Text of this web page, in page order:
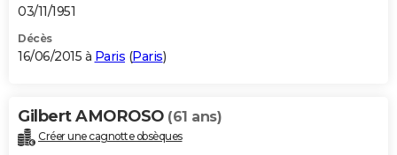
03/11/1951
Décès
16/06/2015 à Paris (Paris)
Gilbert AMOROSO (61 ans)
Créer une cagnotte obsèques